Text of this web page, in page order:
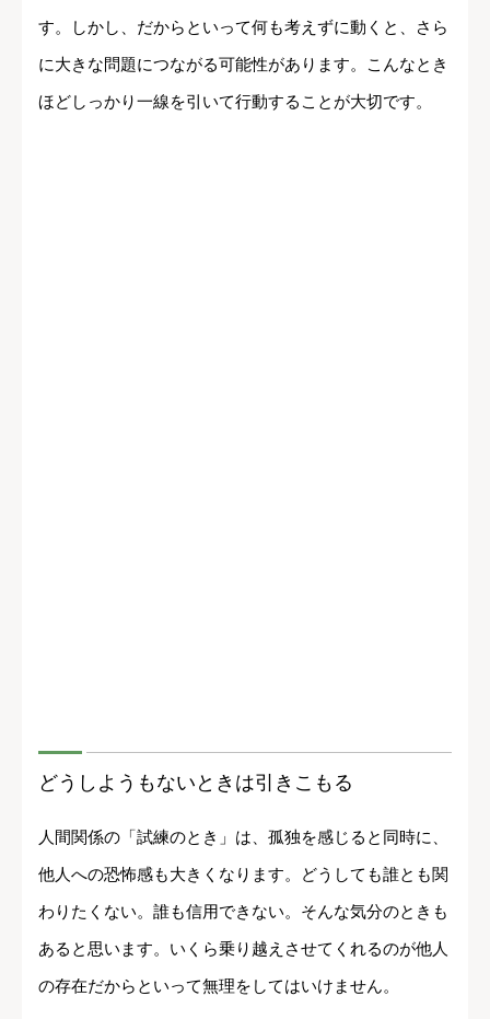
す。しかし、だからといって何も考えずに動くと、さら
に大きな問題につながる可能性があります。こんなとき
ほどしっかり一線を引いて行動することが大切です。
どうしようもないときは引きこもる
人間関係の「試練のとき」は、孤独を感じると同時に、
他人への恐怖感も大きくなります。どうしても誰とも関
わりたくない。誰も信用できない。そんな気分のときも
あると思います。いくら乗り越えさせてくれるのが他人
の存在だからといって無理をしてはいけません。